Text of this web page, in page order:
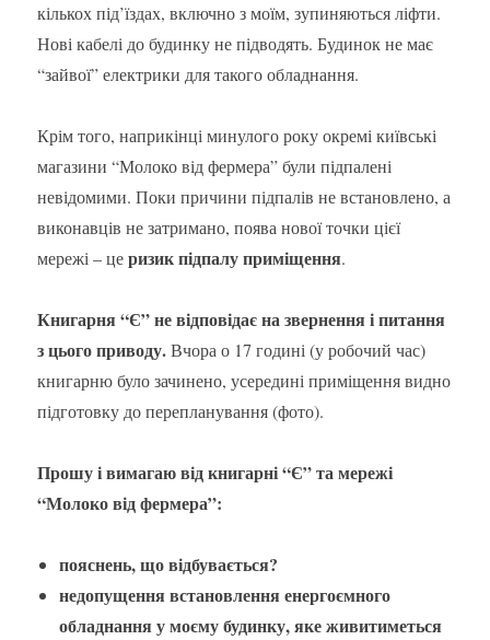
кількох під’їздах, включно з моїм, зупиняються ліфти.
Нові кабелі до будинку не підводять. Будинок не має
“зайвої” електрики для такого обладнання.
Крім того, наприкінці минулого року окремі київські
магазини “Молоко від фермера” були підпалені
невідомими. Поки причини підпалів не встановлено, а
виконавців не затримано, поява нової точки цієї
мережі – церизик підпалу приміщення.
Книгарня “Є” не відповідає на звернення і питання
з цього приводу.Вчора о 17 годині (у робочий час)
книгарню було зачинено, усередині приміщення видно
підготовку до перепланування (фото).
Прошу і вимагаю від книгарні “Є” та мережі
“Молоко від фермера”:
пояснень, що відбувається?
недопущення встановлення енергоємного
обладнання у моєму будинку, яке живитиметься